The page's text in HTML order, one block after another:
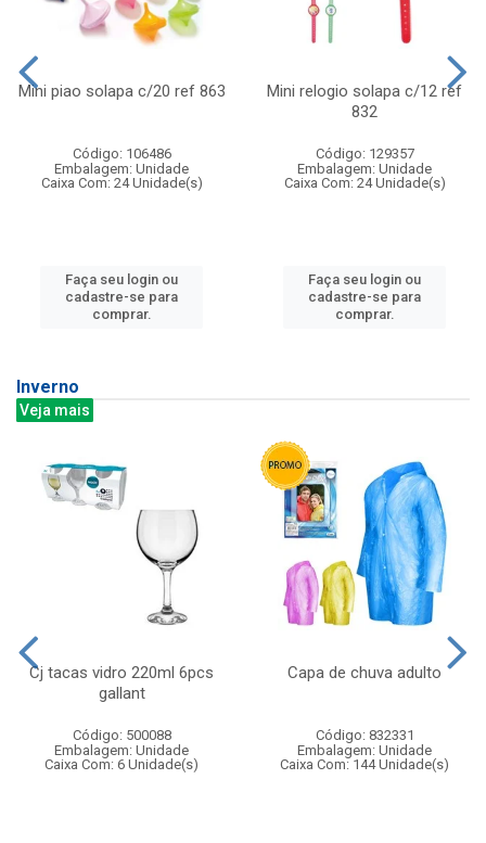
Mini piao solapa c/20 ref 863
Código: 106486
Embalagem: Unidade
Caixa Com: 24 Unidade(s)
Faça seu login ou
cadastre-se para
comprar.
Mini relogio solapa c/12 ref
832
Código: 129357
Embalagem: Unidade
Caixa Com: 24 Unidade(s)
Faça seu login ou
cadastre-se para
comprar.
Inverno
Veja mais
Cj tacas vidro 220ml 6pcs
gallant
Código: 500088
Embalagem: Unidade
Caixa Com: 6 Unidade(s)
Capa de chuva adulto
Código: 832331
Embalagem: Unidade
Caixa Com: 144 Unidade(s)